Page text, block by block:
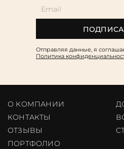
Отправляя данные, я
Политика
О КОМПАНИИ
КОНТАКТЫ
ОТЗЫВЫ
ПОРТФОЛИО